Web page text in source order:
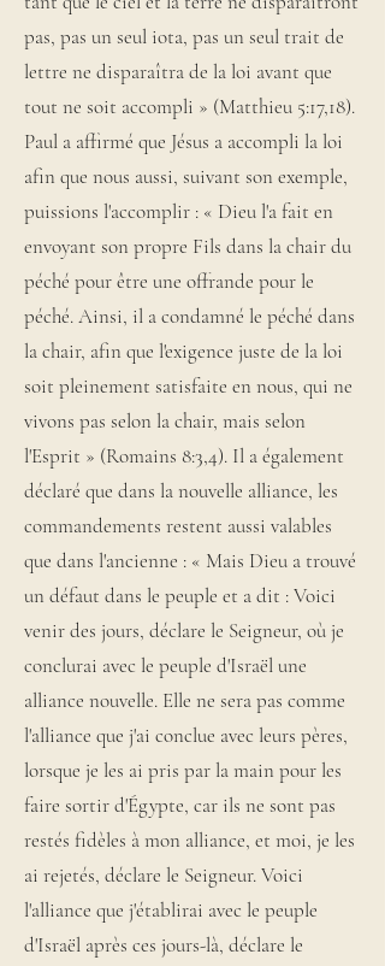
pas, pas un seul iota, pas un seul trait de
lettre ne disparaîtra de la loi avant que
tout ne soit accompli » (Matthieu 5:17,18).
Paul a affirmé que Jésus a accompli la loi
afin que nous aussi, suivant son exemple,
puissions l'accomplir : « Dieu l'a fait en
envoyant son propre Fils dans la chair du
péché pour être une offrande pour le
péché. Ainsi, il a condamné le péché dans
la chair, afin que l'exigence juste de la loi
soit pleinement satisfaite en nous, qui ne
vivons pas selon la chair, mais selon
l'Esprit » (Romains 8:3,4). Il a également
déclaré que dans la nouvelle alliance, les
commandements restent aussi valables
que dans l'ancienne : « Mais Dieu a trouvé
un défaut dans le peuple et a dit : Voici
venir des jours, déclare le Seigneur, où je
conclurai avec le peuple d'Israël une
alliance nouvelle. Elle ne sera pas comme
l'alliance que j'ai conclue avec leurs pères,
lorsque je les ai pris par la main pour les
faire sortir d'Égypte, car ils ne sont pas
restés fidèles à mon alliance, et moi, je les
ai rejetés, déclare le Seigneur. Voici
l'alliance que j'établirai avec le peuple
d'Israël après ces jours-là, déclare le